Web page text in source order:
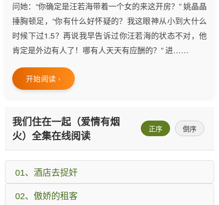
问她：“你确定是汪若海带着一个女的来这开房？” 姚晶晶
捶胸顿足，“你有什么好怀疑的？我这眼神从小到大什么
时候下过1.5？再说我早告诉过你汪若海的状态不对，他
肯定是外边有人了！哪有人天天有应酬的？” 进……
开始阅读 ›
我们住在一起（爱情有烟
火）全集在线阅读
正序 倒序
01、酒店去捉奸
02、傲娇的租客